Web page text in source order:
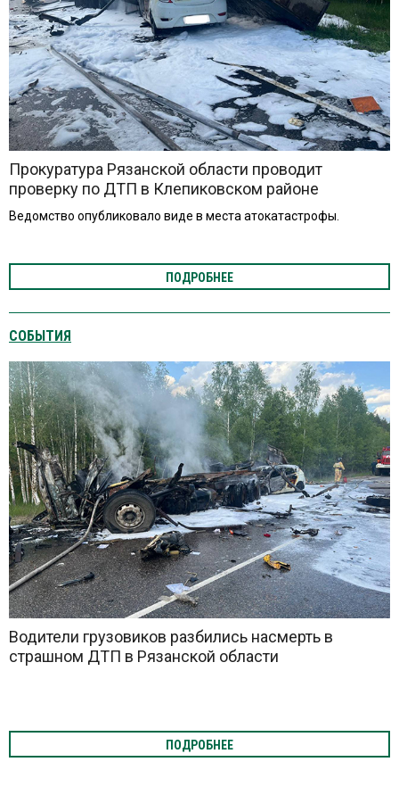
Прокуратура Рязанской области проводит
проверку по ДТП в Клепиковском районе
Ведомство опубликовало виде в места атокатастрофы.
ПОДРОБНЕЕ
СОБЫТИЯ
Водители грузовиков разбились насмерть в
страшном ДТП в Рязанской области
ПОДРОБНЕЕ